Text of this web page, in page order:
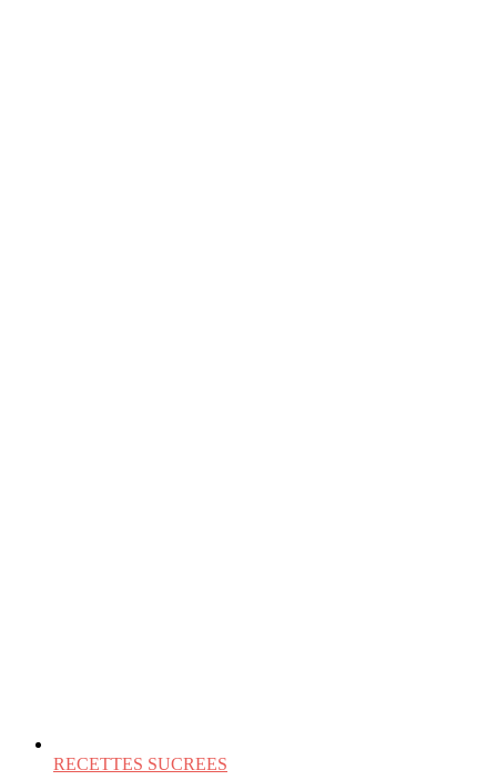
RECETTES SUCREES